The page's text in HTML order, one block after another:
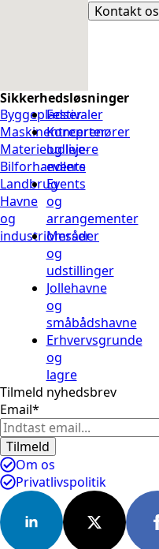
Kontakt os
Sikkerhedsløsninger
Byggepladser
Maskinentreprenører
Materieludlejere
Bilforhandlere
Landbrug
Havne
og
industriområder
Festivaler
Koncerter
og live-
events
Events
og
arrangementer
Messer
og
udstillinger
Jollehavne
og
småbådshavne
Erhvervsgrunde
og
lagre
Tilmeld nyhedsbrev
Email*
Tilmeld
Om os
Privatlivspolitik